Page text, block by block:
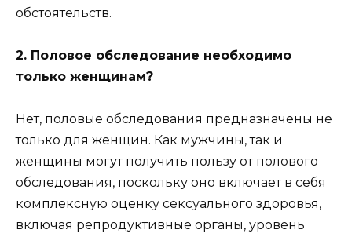
обстоятельств.
2. Половое обследование необходимо
только женщинам?
Нет, половые обследования предназначены не
только для женщин. Как мужчины, так и
женщины могут получить пользу от полового
обследования, поскольку оно включает в себя
комплексную оценку сексуального здоровья,
включая репродуктивные органы, уровень